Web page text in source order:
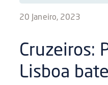
20 Janeiro, 2023
Cruzeiros:
Lisboa